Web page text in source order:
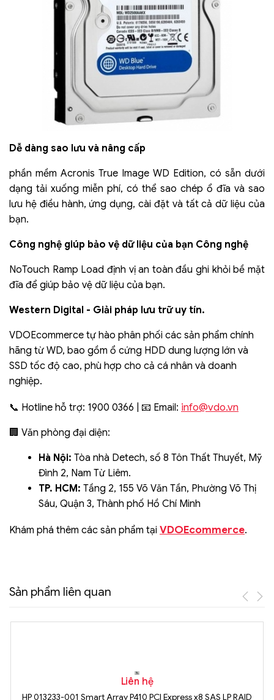
Dễ dàng sao lưu và nâng cấp
phần mềm Acronis True Image WD Edition, có sẵn dưới
dạng tải xuống miễn phí, có thể sao chép ổ đĩa và sao
lưu hệ điều hành, ứng dụng, cài đặt và tất cả dữ liệu của
bạn.
Công nghệ giúp bảo vệ dữ liệu của bạn Công nghệ
NoTouch Ramp Load định vị an toàn đầu ghi khỏi bề mặt
đĩa để giúp bảo vệ dữ liệu của bạn.
Western Digital - Giải pháp lưu trữ uy tín.
VDOEcommerce tự hào phân phối các sản phẩm chính
hãng từ WD, bao gồm ổ cứng HDD dung lượng lớn và
SSD tốc độ cao, phù hợp cho cả cá nhân và doanh
nghiệp.
📞 Hotline hỗ trợ: 1900 0366 | 📧 Email: info@vdo.vn
🏢 Văn phòng đại diện:
Hà Nội: Tòa nhà Detech, số 8 Tôn Thất Thuyết, Mỹ
Đình 2, Nam Từ Liêm.
TP. HCM: Tầng 2, 155 Võ Văn Tần, Phường Võ Thị
Sáu, Quận 3, Thành phố Hồ Chí Minh
Khám phá thêm các sản phẩm tại VDOEcommerce.
Sản phẩm liên quan
Liên hệ
HP 013233-001 Smart Array P410 PCI Express x8 SAS LP RAID